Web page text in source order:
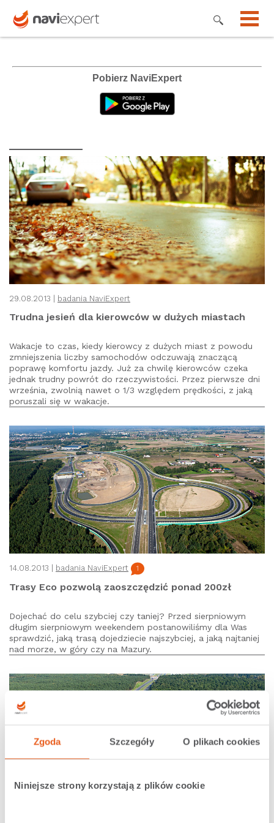
Zgoda Szczegóły O plikach cookies
Niniejsze strony korzystają z plików cookie
Pobierz NaviExpert
29.08.2013 | badania NaviExpert
Trudna jesień dla kierowców w dużych miastach
Wakacje to czas, kiedy kierowcy z dużych miast z powodu
zmniejszenia liczby samochodów odczuwają znaczącą
poprawę komfortu jazdy. Już za chwilę kierowców czeka
jednak trudny powrót do rzeczywistości. Przez pierwsze dni
września, zwolnią nawet o 1/3 względem prędkości, z jaką
poruszali się w wakacje.
14.08.2013 | badania NaviExpert 1
Trasy Eco pozwolą zaoszczędzić ponad 200zł
Dojechać do celu szybciej czy taniej? Przed sierpniowym
długim sierpniowym weekendem postanowiliśmy dla Was
sprawdzić, jaką trasą dojedziecie najszybciej, a jaką najtaniej
nad morze, w góry czy na Mazury.